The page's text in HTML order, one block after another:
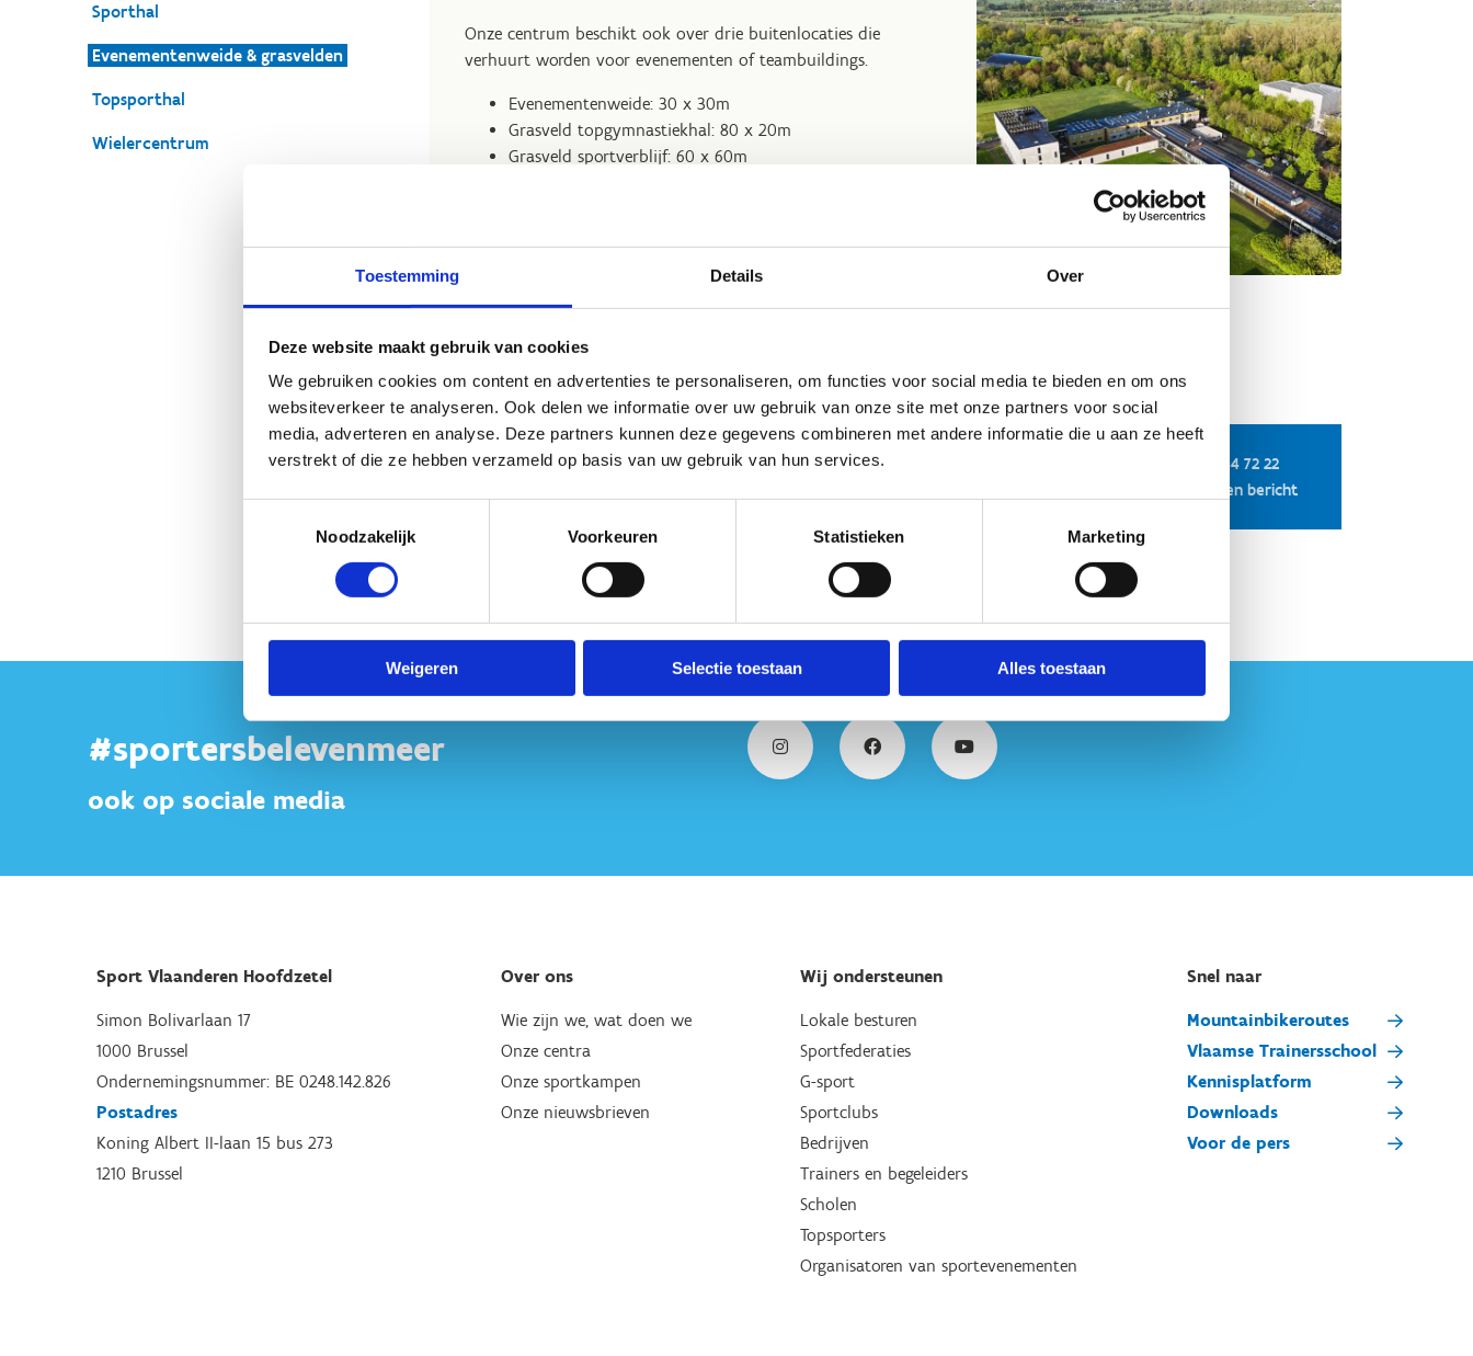
Toestemming Details Over
Deze website maakt gebruik van cookies
We gebruiken cookies om content en advertenties te personaliseren, om functies voor social media te bieden en om ons
websiteverkeer te analyseren. Ook delen we informatie over uw gebruik van onze site met onze partners voor social
media, adverteren en analyse. Deze partners kunnen deze gegevens combineren met andere informatie die u aan ze heeft
verstrekt of die ze hebben verzameld op basis van uw gebruik van hun services.
Noodzakelijk
Voorkeuren Statistieken Marketing
Weigeren Selectie toestaan Alles toestaan
Sporthal
Evenementenweide & grasvelden
Topsporthal
Wielercentrum
Onze centrum beschikt ook over drie buitenlocaties die
verhuurt worden voor evenementen of teambuildings.
Evenementenweide: 30 x 30m
Grasveld topgymnastiekhal: 80 x 20m
Grasveld sportverblijf: 60 x 60m
Contacteer ons voor meer info & aanvragen
+32 9 244 72 22
Stuur een bericht
#sportersbelevenmeer
ook op sociale media
Sport Vlaanderen Hoofdzetel
Simon Bolivarlaan 17
1000 Brussel
Ondernemingsnummer: BE 0248.142.826
Postadres
Koning Albert II-laan 15 bus 273
1210 Brussel
Over ons
Wie zijn we, wat doen we
Onze centra
Onze sportkampen
Onze nieuwsbrieven
Wij ondersteunen
Lokale besturen
Sportfederaties
G-sport
Sportclubs
Bedrijven
Trainers en begeleiders
Scholen
Topsporters
Organisatoren van sportevenementen
Snel naar
Mountainbikeroutes
Vlaamse Trainersschool
Kennisplatform
Downloads
Voor de pers